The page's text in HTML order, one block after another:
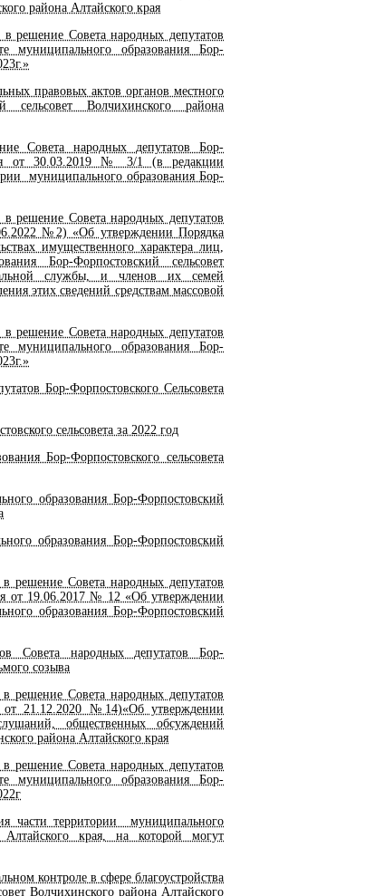
района Алтайского края
Совета народных депутатов
образования Бор-
правовых актов органов местного
сельсовет Волчихинского района
Совета народных депутатов Бор-
от 30.03.2019 № 3/1 (в редакции
муниципального образования Бор-
Совета народных депутатов
№2) «Об утверждении Порядка
имущественного характера лиц,
Бор-Форпостовский сельсовет
службы, и членов их семей
этих сведений средствам массовой
Совета народных депутатов
образования Бор-
Бор-Форпостовского Сельсовета
сельсовета за 2022 год
Бор-Форпостовского сельсовета
образования Бор-Форпостовский
образования Бор-Форпостовский
Совета народных депутатов
от 19.06.2017 № 12 «Об утверждении
образования Бор-Форпостовский
Совета народных депутатов Бор-
созыва
Совета народных депутатов
21.12.2020 №14)«Об утверждении
общественных обсуждений
района Алтайского края
Совета народных депутатов
образования Бор-
части территории муниципального
Алтайского края, на которой могут
контроле в сфере благоустройства
Волчихинского района Алтайского